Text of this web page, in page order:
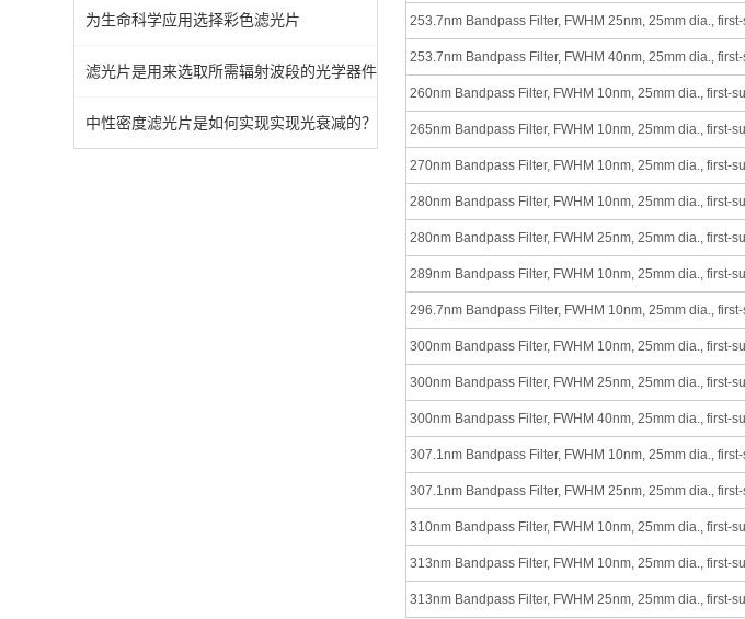
为生命科学应用选择彩色滤光片
滤光片是用来选取所需辐射波段的光学器件
中性密度滤光片是如何实现实现光衰减的？
253.7nm Bandpass Filter, FWHM 25nm, 25mm dia.,
253.7nm Bandpass Filter, FWHM 40nm, 25mm dia.,
260nm Bandpass Filter, FWHM 10nm, 25mm dia., first-
265nm Bandpass Filter, FWHM 10nm, 25mm dia., first-
270nm Bandpass Filter, FWHM 10nm, 25mm dia., first-
280nm Bandpass Filter, FWHM 10nm, 25mm dia., first-
280nm Bandpass Filter, FWHM 25nm, 25mm dia., first-
289nm Bandpass Filter, FWHM 10nm, 25mm dia., first-
296.7nm Bandpass Filter, FWHM 10nm, 25mm dia.,
300nm Bandpass Filter, FWHM 10nm, 25mm dia., first-
300nm Bandpass Filter, FWHM 25nm, 25mm dia., first-
300nm Bandpass Filter, FWHM 40nm, 25mm dia., first-
307.1nm Bandpass Filter, FWHM 10nm, 25mm dia.,
307.1nm Bandpass Filter, FWHM 25nm, 25mm dia.,
310nm Bandpass Filter, FWHM 10nm, 25mm dia., first-
313nm Bandpass Filter, FWHM 10nm, 25mm dia., first-
313nm Bandpass Filter, FWHM 25nm, 25mm dia., first-